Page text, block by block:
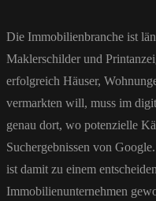
Die Immobilienbranche ist
Maklerschilder und
erfolgreich Häuser,
vermarkten will, muss im
genau dort, wo potenzielle
Suchergebnissen von Google.
ist damit zu einem
Immobilienunternehmen